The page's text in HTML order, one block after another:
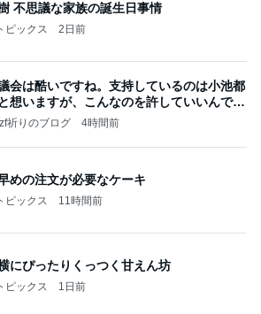
不思議な家族の誕生日事情
ピックス 2日前
会は酷いですね。支持しているのは小池都
想いますが、こんなのを許していいんです
祈りのブログ 4時間前
めの注文が必要なケーキ
ピックス 11時間前
にぴったりくっつく甘えん坊
ピックス 1日前